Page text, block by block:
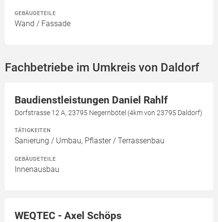
GEBÄUDETEILE
Wand / Fassade
Fachbetriebe im Umkreis von Daldorf
Baudienstleistungen Daniel Rahlf
Dorfstrasse 12 A, 23795 Negernbötel (4km von 23795 Daldorf)
TÄTIGKEITEN
Sanierung / Umbau, Pflaster / Terrassenbau
GEBÄUDETEILE
Innenausbau
WEQTEC - Axel Schöps